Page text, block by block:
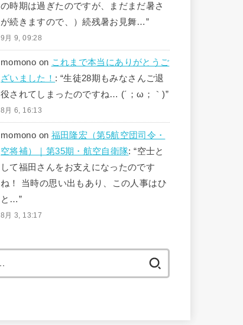
の時期は過ぎたのですが、まだまだ暑さ
が続きますので、）続残暑お見舞…”
9月 9, 09:28
momono on これまで本当にありがとうご
ざいました！ : “生徒28期もみなさんご退
役されてしまったのですね… (´；ω；｀)”
8月 6, 16:13
momono on 福田隆宏（第5航空団司令・
空将補）｜第35期・航空自衛隊: “空士と
して福田さんをお支えになったのです
ね！ 当時の思い出もあり、この人事はひ
と…”
8月 3, 13:17